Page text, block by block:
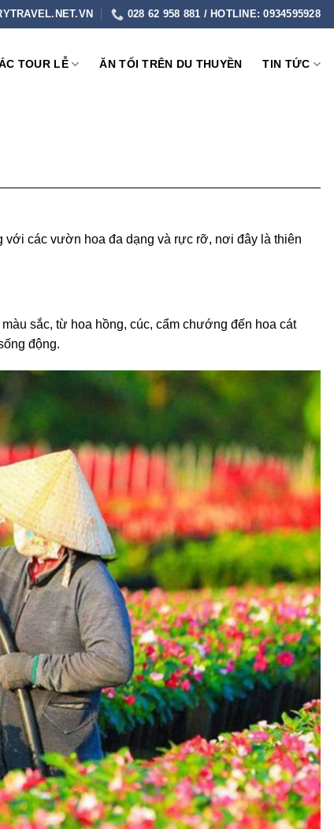
028 62 958 881 / HOTLINE: 0934595928
TOUR LỄ ĂN TỐI TRÊN DU THUYỀN TIN TỨC
với các vườn hoa đa dạng và rực rỡ, nơi đây là thiên
sắc, từ hoa hồng, cúc, cẩm chướng đến hoa cát
động.